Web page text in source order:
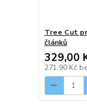
Tree Cut
článků
329,00
271,90 Kč